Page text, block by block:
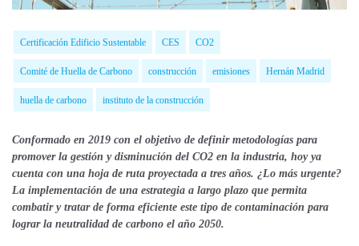
Certificación Edificio Sustentable CES CO2
Comité de Huella de Carbono construcción emisiones Hernán Madrid
huella de carbono instituto de la construcción
Conformado en 2019 con el objetivo de definir metodologías para
promover la gestión y disminución del CO2 en la industria, hoy ya
cuenta con una hoja de ruta proyectada a tres años. ¿Lo más urgente?
La implementación de una estrategia a largo plazo que permita
combatir y tratar de forma eficiente este tipo de contaminación para
lograr la neutralidad de carbono el año 2050.